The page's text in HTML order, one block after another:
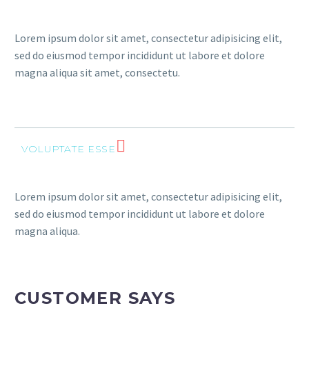
Lorem ipsum dolor sit amet, consectetur adipisicing elit,
sed do eiusmod tempor incididunt ut labore et dolore
magna aliqua sit amet, consectetu.
VOLUPTATE ESSE
Lorem ipsum dolor sit amet, consectetur adipisicing elit,
sed do eiusmod tempor incididunt ut labore et dolore
magna aliqua.
CUSTOMER SAYS